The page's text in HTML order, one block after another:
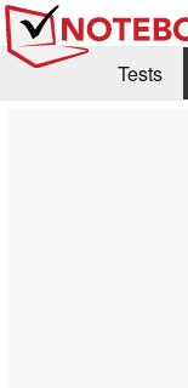
Tests